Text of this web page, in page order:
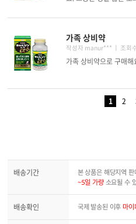
가족 상비약
작성자 manur*** ㅣ 조회
1 2
배송기간 본 상품은 해당지역
~5일 가량소요될 수
배송확인 국제 발송된 이후 마